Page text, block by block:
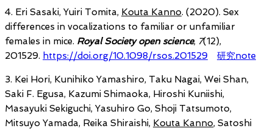
4. Eri Sasaki, Yuiri Tomita, Kouta Kanno. (2020). Sex
differences in vocalizations to familiar or unfamiliar
females in mice. Royal Society open science, 7(12),
201529. https://doi.org/10.1098/rsos.201529 研究note
3. Kei Hori, Kunihiko Yamashiro, Taku Nagai, Wei Shan,
Saki F. Egusa, Kazumi Shimaoka, Hiroshi Kuniishi,
Masayuki Sekiguchi, Yasuhiro Go, Shoji Tatsumoto,
Mitsuyo Yamada, Reika Shiraishi, Kouta Kanno, Satoshi